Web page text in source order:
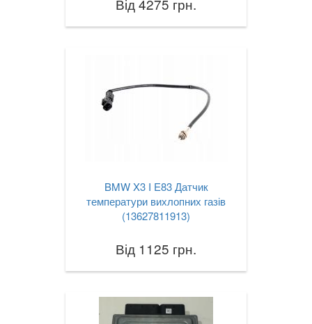
Від 4275 грн.
BMW X3 I E83 Датчик
температури вихлопних газів
(13627811913)
Від 1125 грн.